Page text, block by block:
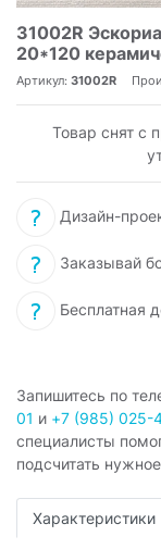
31002R
20*120
Артикул: 31002R
Товар снят с
Дизайн-
Заказывай
Бесплатная
Запишитесь по
01 и +7 (985) 025-
специалисты
подсчитать
Характеристики